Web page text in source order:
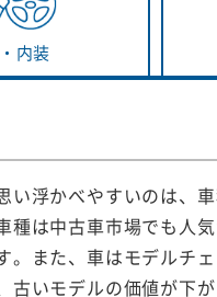
内装
い浮かべやすいのは、
種は中古車市場でも人
。また、車はモデルチ
古いモデルの価値が下